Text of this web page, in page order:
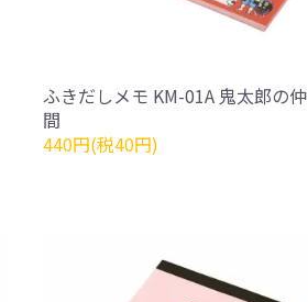
ふきだしメモ KM-01A 鬼太郎の仲
間
440円(税40円)